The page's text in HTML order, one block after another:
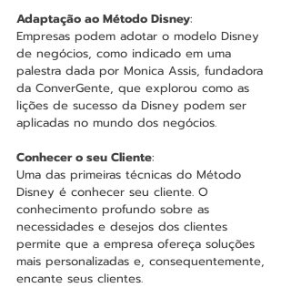
Adaptação ao Método Disney:
Empresas podem adotar o modelo Disney
de negócios, como indicado em uma
palestra dada por Monica Assis, fundadora
da ConverGente, que explorou como as
lições de sucesso da Disney podem ser
aplicadas no mundo dos negócios​​.
Conhecer o seu Cliente:
Uma das primeiras técnicas do Método
Disney é conhecer seu cliente. O
conhecimento profundo sobre as
necessidades e desejos dos clientes
permite que a empresa ofereça soluções
mais personalizadas e, consequentemente,
encante seus clientes​.